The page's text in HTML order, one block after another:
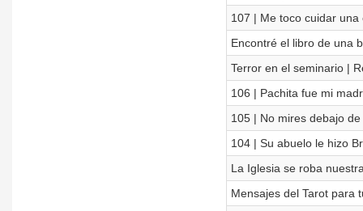
107 | Me toco cuidar
Encontré el libro de una
Terror en el seminario |
106 | Pachita fue mi
105 | No mires debajo
104 | Su abuelo le hizo
La Iglesia se roba
Mensajes del Tarot para